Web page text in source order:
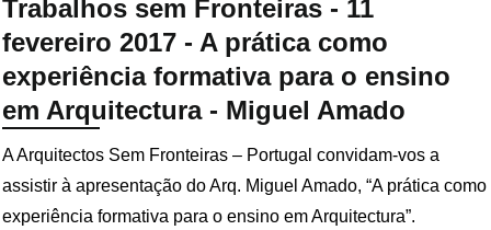
Trabalhos sem Fronteiras - 11
fevereiro 2017 - A prática como
experiência formativa para o ensino
em Arquitectura - Miguel Amado
A Arquitectos Sem Fronteiras – Portugal convidam-vos a
assistir à apresentação do Arq. Miguel Amado, “A prática como
experiência formativa para o ensino em Arquitectura”.